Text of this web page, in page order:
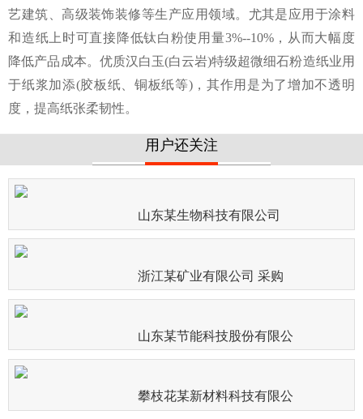
艺建筑、高级装饰装修等生产应用领域。尤其是应用于涂料
和造纸上时可直接降低钛白粉使用量3%--10%，从而大幅度
降低产品成本。优质汉白玉(白云岩)特级超微细石粉造纸业用
于纸浆加添(胶板纸、铜板纸等)，其作用是为了增加不透明
度，提高纸张柔韧性。
用户还关注
山东某生物科技有限公司
浙江某矿业有限公司 采购
山东某节能科技股份有限公
攀枝花某新材料科技有限公